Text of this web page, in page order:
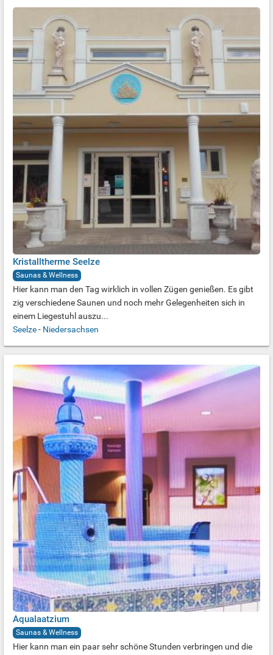
Kristalltherme Seelze
Saunas & Wellness
Hier kann man den Tag wirklich in vollen Zügen genießen. Es gibt
zig verschiedene Saunen und noch mehr Gelegenheiten sich in
einem Liegestuhl auszu...
Seelze- Niedersachsen
Aqualaatzium
Saunas & Wellness
Hier kann man ein paar sehr schöne Stunden verbringen und die